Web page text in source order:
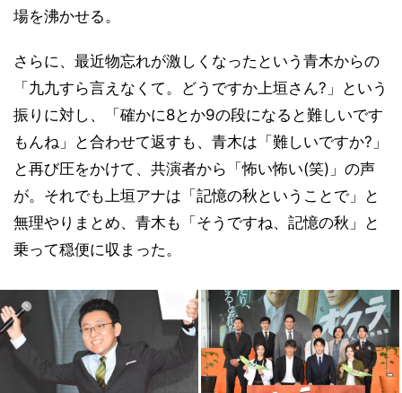
場を沸かせる。
さらに、最近物忘れが激しくなったという青木からの
「九九すら言えなくて。どうですか上垣さん?」という
振りに対し、「確かに8とか9の段になると難しいです
もんね」と合わせて返すも、青木は「難しいですか?」
と再び圧をかけて、共演者から「怖い怖い(笑)」の声
が。それでも上垣アナは「記憶の秋ということで」と
無理やりまとめ、青木も「そうですね、記憶の秋」と
乗って穏便に収まった。